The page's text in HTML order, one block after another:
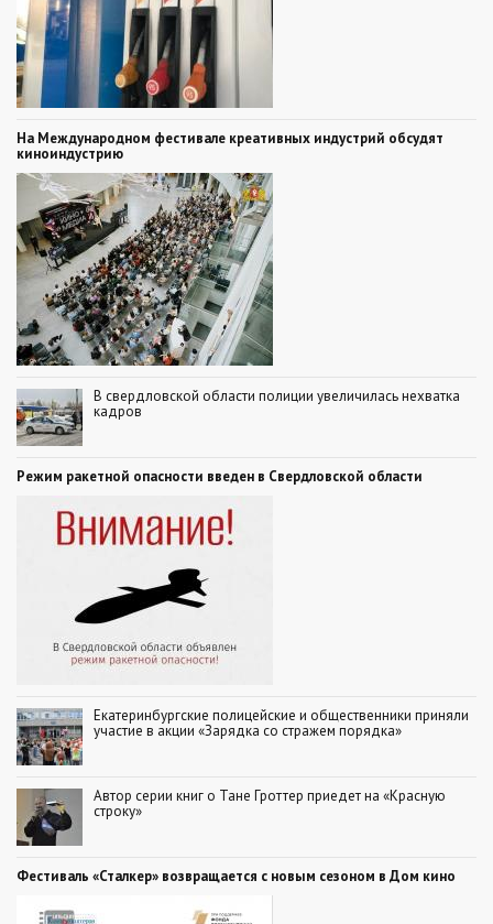
На Международном фестивале креативных индустрий обсудят
киноиндустрию
В свердловской области полиции увеличилась нехватка
кадров
Режим ракетной опасности введен в Свердловской области
Екатеринбургские полицейские и общественники приняли
участие в акции «Зарядка со стражем порядка»
Автор серии книг о Тане Гроттер приедет на «Красную
строку»
Фестиваль «Сталкер» возвращается с новым сезоном в Дом кино